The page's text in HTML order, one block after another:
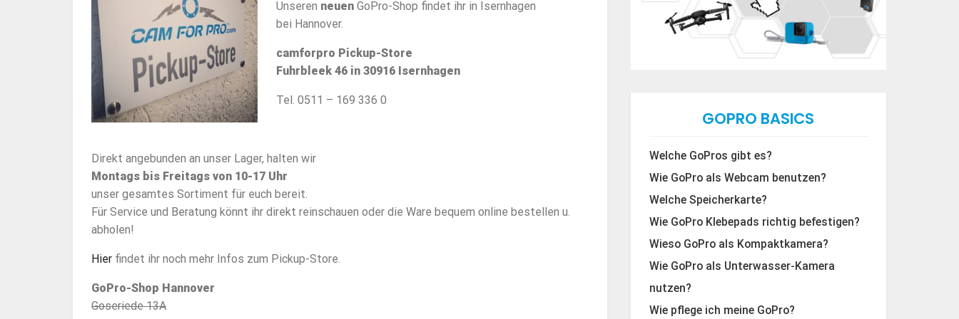
Unseren neuenGoPro-Shop findet ihr in Isernhagen
bei Hannover.
camforpro Pickup-Store
Fuhrbleek 46 in 30916 Isernhagen
Tel. 0511 – 169 336 0
Direkt angebunden an unser Lager, halten wir
Montags bis Freitags von 10-17 Uhr
unser gesamtes Sortiment für euch bereit.
Für Service und Beratung könnt ihr direkt reinschauen oder die Ware bequem online bestellen u.
abholen!
Hierfindet ihr noch mehr Infos zum Pickup-Store.
GoPro-Shop Hannover
Goseriede 13A
GOPRO BASICS
Welche GoPros gibt es?
Wie GoPro als Webcam benutzen?
Welche Speicherkarte?
Wie GoPro Klebepads richtig befestigen?
Wieso GoPro als Kompaktkamera?
Wie GoPro als Unterwasser-Kamera
nutzen?
Wie pflege ich meine GoPro?